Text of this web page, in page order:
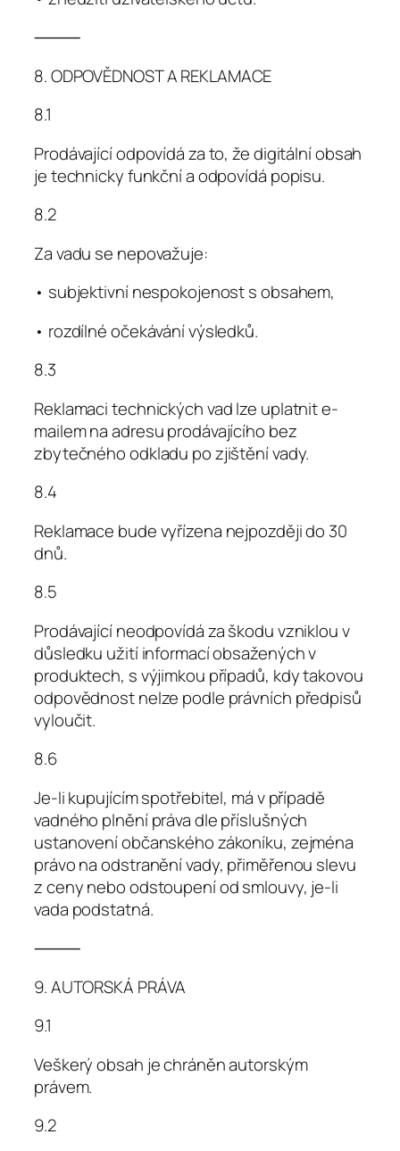
⸻
8. ODPOVĚDNOST A REKLAMACE
8.1
Prodávající odpovídá za to, že digitální obsah
je technicky funkční a odpovídá popisu.
8.2
Za vadu se nepovažuje:
• subjektivní nespokojenost s obsahem,
• rozdílné očekávání výsledků.
8.3
Reklamaci technických vad lze uplatnit e-
mailem na adresu prodávajícího bez
zbytečného odkladu po zjištění vady.
8.4
Reklamace bude vyřízena nejpozději do 30
dnů.
8.5
Prodávající neodpovídá za škodu vzniklou v
důsledku užití informací obsažených v
produktech, s výjimkou případů, kdy takovou
odpovědnost nelze podle právních předpisů
vyloučit.
8.6
Je-li kupujícím spotřebitel, má v případě
vadného plnění práva dle příslušných
ustanovení občanského zákoníku, zejména
právo na odstranění vady, přiměřenou slevu
z ceny nebo odstoupení od smlouvy, je-li
vada podstatná.
⸻
9. AUTORSKÁ PRÁVA
9.1
Veškerý obsah je chráněn autorským
právem.
9.2